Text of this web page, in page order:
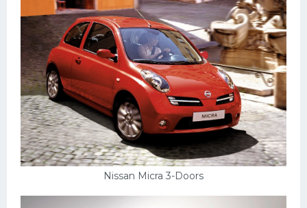
Nissan Micra 3-Doors